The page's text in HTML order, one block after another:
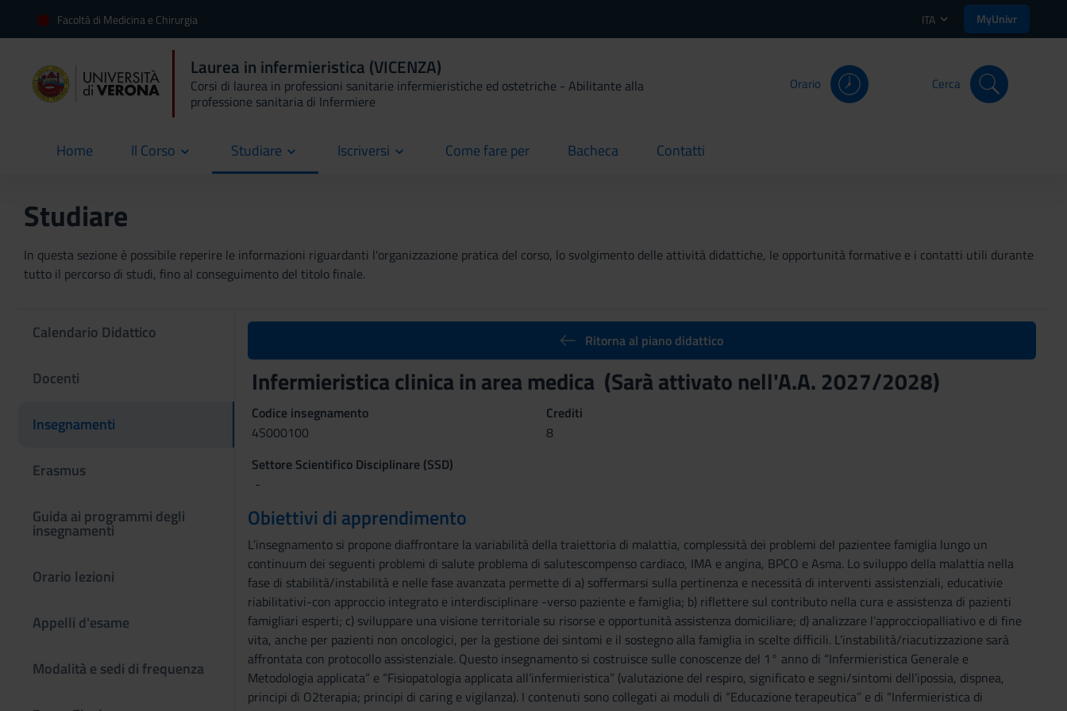
Facoltà di Medicina e Chirurgia ITA MyUnivr
Laurea in infermieristica (VICENZA)
Corsi di laurea in professioni sanitarie infermieristiche ed ostetriche - Abilitante alla
professione sanitaria di Infermiere
Orario Cerca
Home
current Il Corso Studiare Iscriversi Come fare per
current Bacheca
current Contatti
current
Studiare
In questa sezione è possibile reperire le informazioni riguardanti l'organizzazione pratica del corso, lo svolgimento delle attività didattiche, le opportunità formative e i contatti utili durante
tutto il percorso di studi, fino al conseguimento del titolo finale.
Calendario Didattico
Docenti
Insegnamenti
Erasmus
Guida ai programmi degli
insegnamenti
Orario lezioni
Appelli d'esame
Modalità e sedi di frequenza
Ritorna al piano didattico
Infermieristica clinica in area medica (Sarà attivato nell'A.A. 2027/2028)
Codice insegnamento
4S000100
Crediti
8
Settore Scientifico Disciplinare (SSD)
-
Obiettivi di apprendimento
L’insegnamento si propone diaffrontare la variabilità della traiettoria di malattia, complessità dei problemi del pazientee famiglia lungo un
continuum dei seguenti problemi di salute problema di salutescompenso cardiaco, IMA e angina, BPCO e Asma. Lo sviluppo della malattia nella
fase di stabilità/instabilità e nelle fase avanzata permette di a) soffermarsi sulla pertinenza e necessità di interventi assistenziali, educativie
riabilitativi-con approccio integrato e interdisciplinare -verso paziente e famiglia; b) riflettere sul contributo nella cura e assistenza di pazienti
famigliari esperti; c) sviluppare una visione territoriale su risorse e opportunità assistenza domiciliare; d) analizzare l’approcciopalliativo e di fine
vita, anche per pazienti non oncologici, per la gestione dei sintomi e il sostegno alla famiglia in scelte difficili. L’instabilità/riacutizzazione sarà
affrontata con protocollo assistenziale. Questo insegnamento si costruisce sulle conoscenze del 1° anno di “Infermieristica Generale e
Metodologia applicata” e “Fisiopatologia applicata all’infermieristica” (valutazione del respiro, significato e segni/sintomi dell’ipossia, dispnea,
principi di O2terapia; principi di caring e vigilanza). I contenuti sono collegati ai moduli di “Educazione terapeutica” e di “Infermieristica di